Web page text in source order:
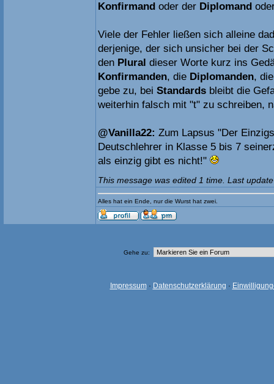
Konfirmand oder der Diplomand
Viele der Fehler ließen sich alleine
derjenige, der sich unsicher bei der
den Plural dieser Worte kurz ins
Konfirmanden, die Diplomanden,
gebe zu, bei Standards bleibt die
weiterhin falsch mit "t" zu schreiben,
@Vanilla22: Zum Lapsus "Der
Deutschlehrer in Klasse 5 bis 7
als einzig gibt es nicht!"
This message was edited 1 time. Last
Alles hat ein Ende, nur die Wurst hat zwei.
Gehe zu:
Impressum· Datenschutzerklärung ·